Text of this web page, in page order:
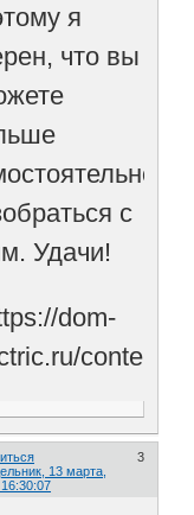
я
что вы
с
Удачи!
3
13 марта,
16:30:07